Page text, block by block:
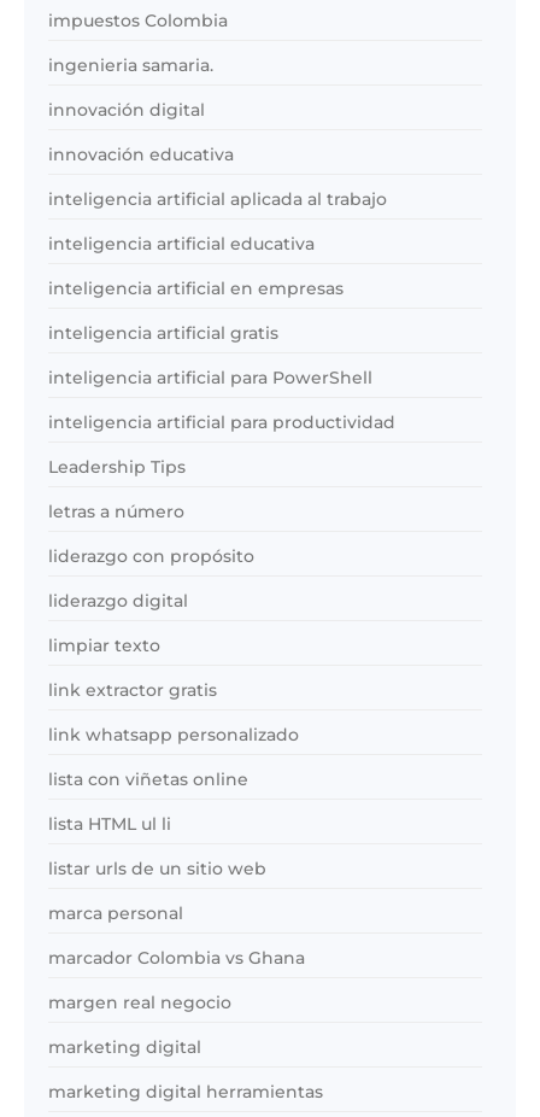
impuestos Colombia
ingenieria samaria.
innovación digital
innovación educativa
inteligencia artificial aplicada al trabajo
inteligencia artificial educativa
inteligencia artificial en empresas
inteligencia artificial gratis
inteligencia artificial para PowerShell
inteligencia artificial para productividad
Leadership Tips
letras a número
liderazgo con propósito
liderazgo digital
limpiar texto
link extractor gratis
link whatsapp personalizado
lista con viñetas online
lista HTML ul li
listar urls de un sitio web
marca personal
marcador Colombia vs Ghana
margen real negocio
marketing digital
marketing digital herramientas